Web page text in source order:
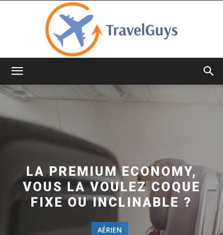
LA PREMIUM ECONOMY,
VOUS LA VOULEZ COQUE
FIXE OU INCLINABLE ?
AÉRIEN